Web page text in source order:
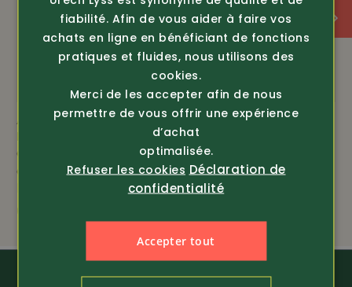
Article 7095
Chemise Oxford haut
de gamme à manches
Article 7092
Efbe
Gilet edelweiss
69.80
fiabilité. Afin de vous aider à faire vos
achats en ligne en bénéficiant de fonctions
pratiques et fluides, nous utilisons des
cookies.
Merci de les accepter afin de nous
permettre de vous offrir une expérience
d’achat
optimalisée.
Refuser les cookies Déclaration de
confidentialité
Accepter tout